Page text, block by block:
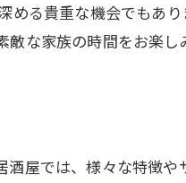
める貴重な機会でもあ
な家族の時間をお楽し
屋では、様々な特徴や